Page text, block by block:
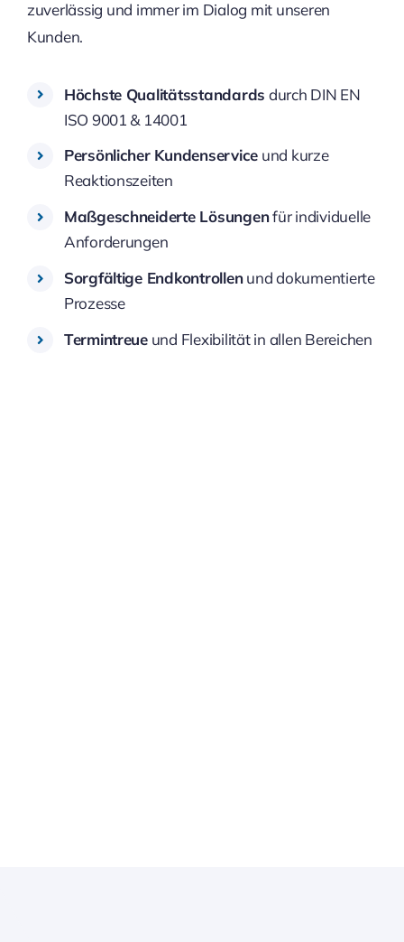
zuverlässig und immer im Dialog mit unseren
Kunden.
Höchste Qualitätsstandards durch DIN EN
ISO 9001 & 14001
Persönlicher Kundenservice und kurze
Reaktionszeiten
Maßgeschneiderte Lösungenfür individuelle
Anforderungen
Sorgfältige Endkontrollenund dokumentierte
Prozesse
Termintreueund Flexibilität in allen Bereichen